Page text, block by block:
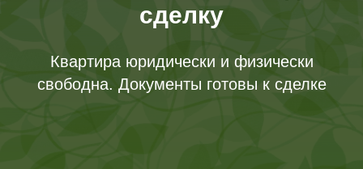
сделку
Квартира юридически и физически
свободна. Документы готовы к сделке